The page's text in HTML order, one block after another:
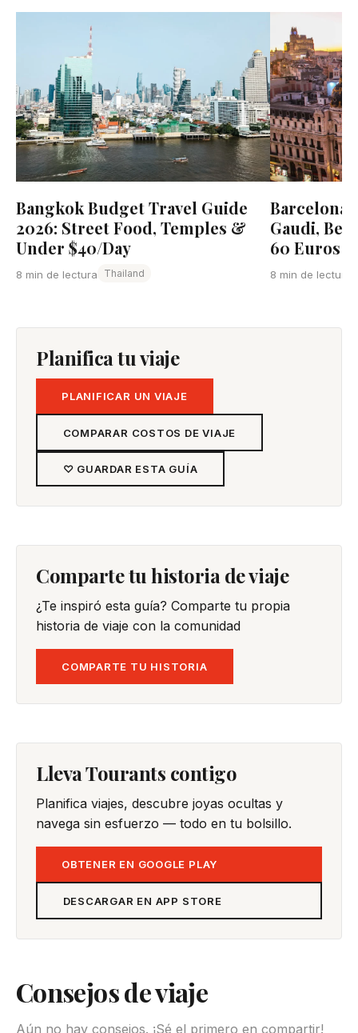
Bangkok Budget Travel Guide
2026: Street Food, Temples &
Under $40/Day
8 min de lectura Thailand
Barcelona
Gaudi,
60 Euros
8 min de lectura
Planifica tu viaje
PLANIFICAR UN VIAJE
COMPARAR COSTOS DE VIAJE
♡ GUARDAR ESTA GUÍA
Comparte tu historia de viaje
¿Te inspiró esta guía? Comparte tu propia
historia de viaje con la comunidad
COMPARTE TU HISTORIA
Lleva Tourants contigo
Planifica viajes, descubre joyas ocultas y
navega sin esfuerzo — todo en tu bolsillo.
OBTENER EN GOOGLE PLAY
DESCARGAR EN APP STORE
Consejos de viaje
Aún no hay consejos. ¡Sé el primero en compartir!